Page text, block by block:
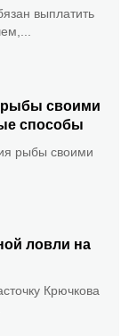
выплатить
рыбы своими
способы
рыбы своими
ловли на
Крючкова